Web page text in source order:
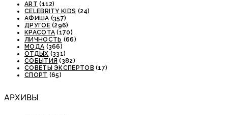
ART (112)
CELEBRITY KIDS (24)
АФИША (357)
ДРУГОЕ(296)
КРАСОТА (170)
ЛИЧНОСТЬ (66)
МОДА (366)
ОТДЫХ (331)
СОБЫТИЯ (382)
СОВЕТЫ ЭКСПЕРТОВ (17)
СПОРТ (65)
АРХИВЫ